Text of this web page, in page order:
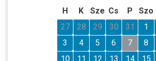
H
K Sze Cs P Szo
27
28 29 30 31 1
3
4 5 6 7 8
10
11 12 13 14 15